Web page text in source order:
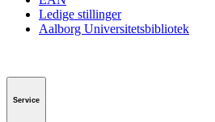
Ledige stillinger
Aalborg Universitetsbibliotek
Service